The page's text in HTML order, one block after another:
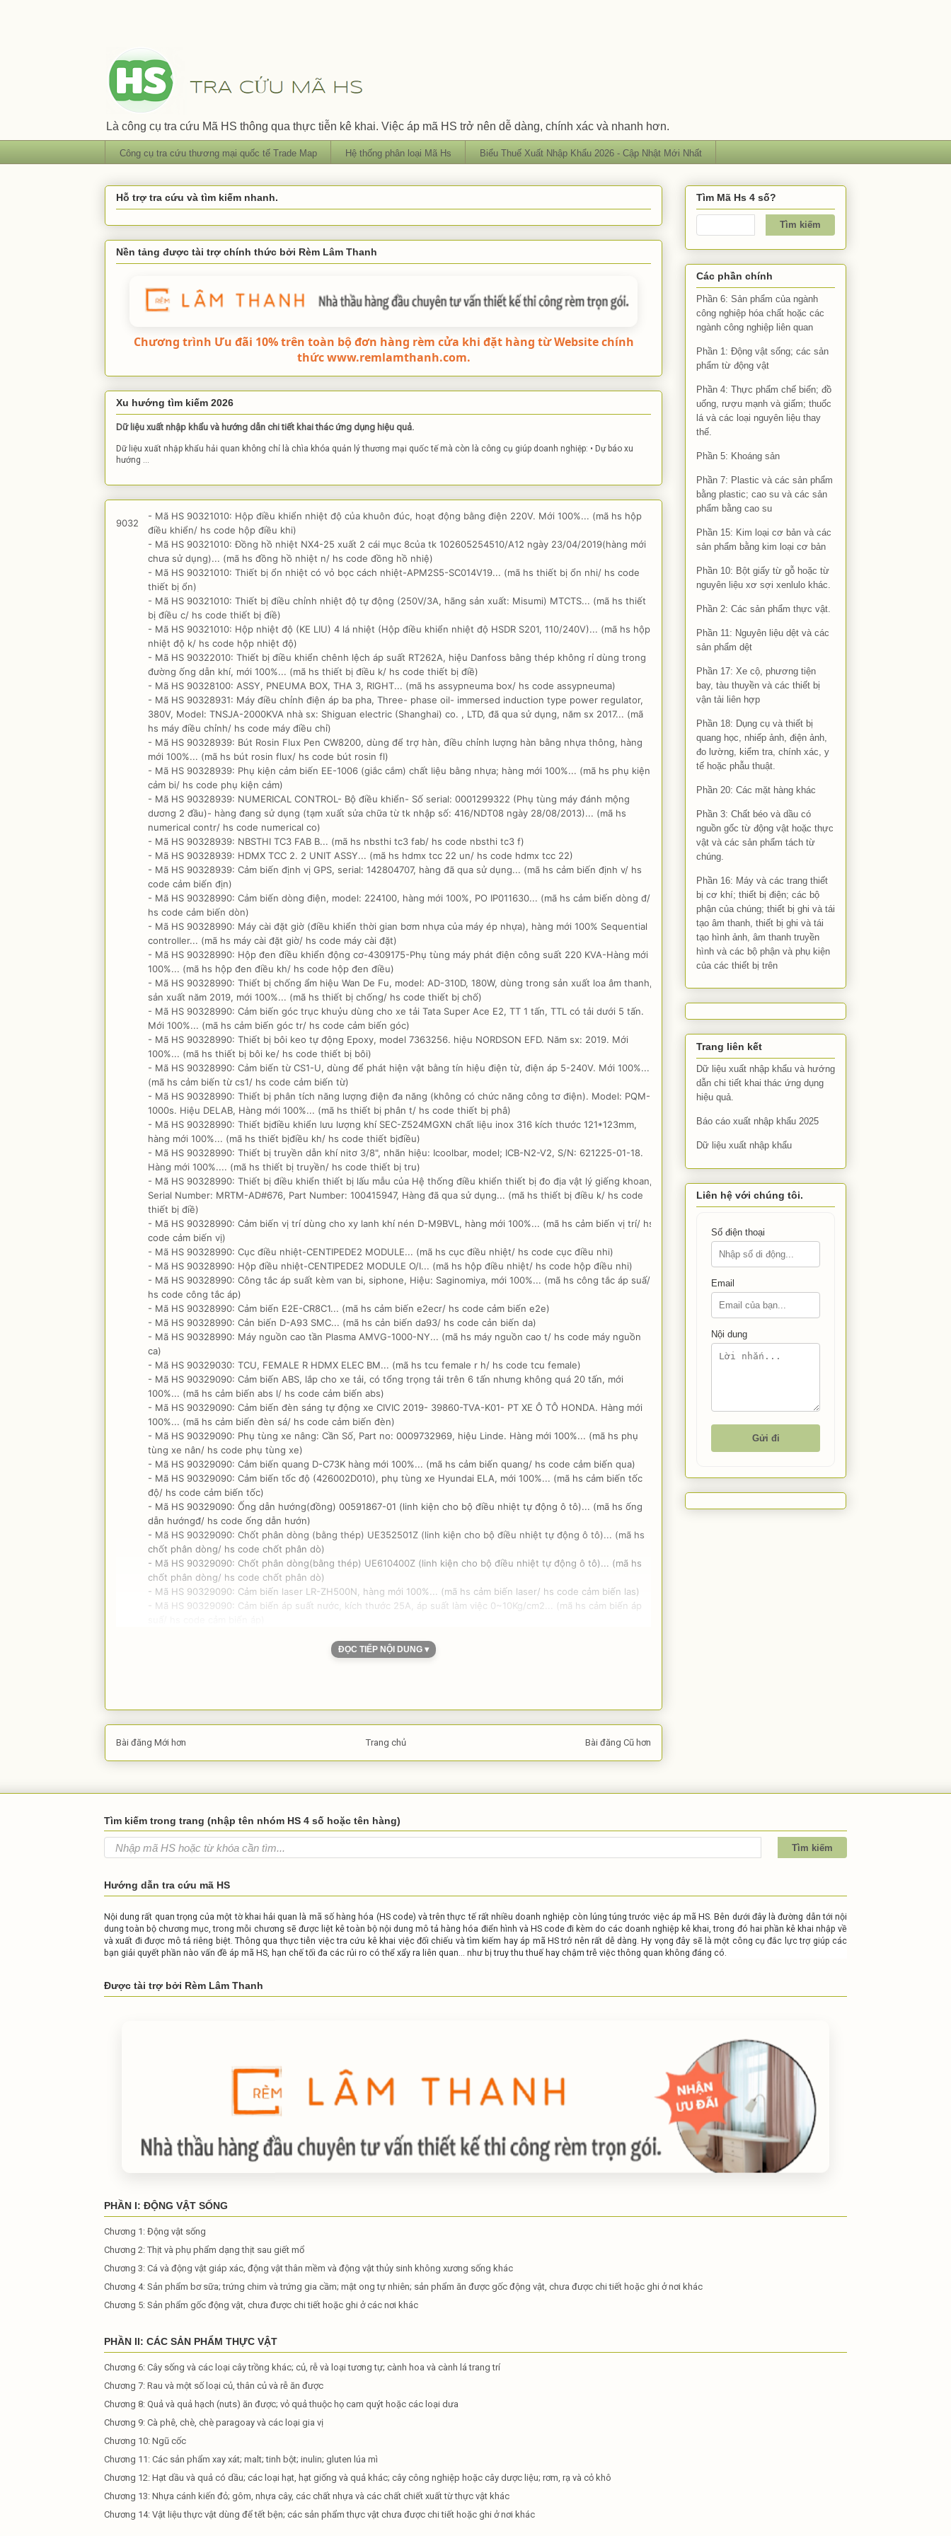
Là công cụ tra cứu Mã HS thông qua thực tiễn kê khai. Việc áp mã HS trở nên dễ dàng, chính xác và nhanh hơn.
Công cụ tra cứu thương mại quốc tế Trade Map Hệ thống phân loại Mã Hs Biểu Thuế Xuất Nhập Khẩu 2026 - Cập Nhật Mới Nhất
Hỗ trợ tra cứu và tìm kiếm nhanh.
Nền tảng được tài trợ chính thức bởi Rèm Lâm Thanh
Chương trình Ưu đãi 10% trên toàn bộ đơn hàng rèm cửa khi đặt hàng từ Website chính
thức www.remlamthanh.com.
Xu hướng tìm kiếm 2026
Dữ liệu xuất nhập khẩu và hướng dẫn chi tiết khai thác ứng dụng hiệu quả.
Dữ liệu xuất nhập khẩu hải quan không chỉ là chìa khóa quản lý thương mại quốc tế mà còn là công cụ giúp doanh nghiệp: • Dự báo xu
hướng ...
9032
- Mã HS 90321010: Hộp điều khiển nhiệt độ của khuôn đúc, hoạt động bằng điện 220V. Mới 100%... (mã hs hộp
điều khiển/ hs code hộp điều khi)
- Mã HS 90321010: Đồng hồ nhiệt NX4-25 xuất 2 cái mục 8của tk 102605254510/A12 ngày 23/04/2019(hàng mới
chưa sử dụng)... (mã hs đồng hồ nhiệt n/ hs code đồng hồ nhiệ)
- Mã HS 90321010: Thiết bị ổn nhiệt có vỏ bọc cách nhiệt-APM2S5-SC014V19... (mã hs thiết bị ổn nhi/ hs code
thiết bị ổn)
- Mã HS 90321010: Thiết bị điều chỉnh nhiệt độ tự động (250V/3A, hãng sản xuất: Misumi) MTCTS... (mã hs thiết
bị điều c/ hs code thiết bị điề)
- Mã HS 90321010: Hộp nhiệt độ (KE LIU) 4 lá nhiệt (Hộp điều khiển nhiệt độ HSDR S201, 110/240V)... (mã hs hộp
nhiệt độ k/ hs code hộp nhiệt độ)
- Mã HS 90322010: Thiết bị điều khiển chênh lệch áp suất RT262A, hiệu Danfoss bằng thép không rỉ dùng trong
đường ống dẫn khí, mới 100%... (mã hs thiết bị điều k/ hs code thiết bị điề)
- Mã HS 90328100: ASSY, PNEUMA BOX, THA 3, RIGHT... (mã hs assypneuma box/ hs code assypneuma)
- Mã HS 90328931: Máy điều chỉnh điện áp ba pha, Three- phase oil- immersed induction type power regulator,
380V, Model: TNSJA-2000KVA nhà sx: Shiguan electric (Shanghai) co. , LTD, đã qua sử dụng, năm sx 2017... (mã
hs máy điều chỉnh/ hs code máy điều chỉ)
- Mã HS 90328939: Bút Rosin Flux Pen CW8200, dùng để trợ hàn, điều chỉnh lượng hàn bằng nhựa thông, hàng
mới 100%... (mã hs bút rosin flux/ hs code bút rosin fl)
- Mã HS 90328939: Phụ kiện cảm biến EE-1006 (giắc cắm) chất liệu bằng nhựa; hàng mới 100%... (mã hs phụ kiện
cảm bi/ hs code phụ kiện cảm)
- Mã HS 90328939: NUMERICAL CONTROL- Bộ điều khiển- Số serial: 0001299322 (Phụ tùng máy đánh mộng
dương 2 đầu)- hàng đang sử dụng (tạm xuất sửa chữa từ tk nhập số: 416/NDT08 ngày 28/08/2013)... (mã hs
numerical contr/ hs code numerical co)
- Mã HS 90328939: NBSTHI TC3 FAB B... (mã hs nbsthi tc3 fab/ hs code nbsthi tc3 f)
- Mã HS 90328939: HDMX TCC 2. 2 UNIT ASSY... (mã hs hdmx tcc 22 un/ hs code hdmx tcc 22)
- Mã HS 90328939: Cảm biến định vị GPS, serial: 142804707, hàng đã qua sử dụng... (mã hs cảm biến định v/ hs
code cảm biến địn)
- Mã HS 90328990: Cảm biến dòng điện, model: 224100, hàng mới 100%, PO IP011630... (mã hs cảm biến dòng đ/
hs code cảm biến dòn)
- Mã HS 90328990: Máy cài đặt giờ (điều khiển thời gian bơm nhựa của máy ép nhựa), hàng mới 100% Sequential
controller... (mã hs máy cài đặt giờ/ hs code máy cài đặt)
- Mã HS 90328990: Hộp đen điều khiển động cơ-4309175-Phụ tùng máy phát điện công suất 220 KVA-Hàng mới
100%... (mã hs hộp đen điều kh/ hs code hộp đen điều)
- Mã HS 90328990: Thiết bị chống ẩm hiệu Wan De Fu, model: AD-310D, 180W, dùng trong sản xuất loa âm thanh,
sản xuất năm 2019, mới 100%... (mã hs thiết bị chống/ hs code thiết bị chố)
- Mã HS 90328990: Cảm biến góc trục khuỷu dùng cho xe tải Tata Super Ace E2, TT 1 tấn, TTL có tải dưới 5 tấn.
Mới 100%... (mã hs cảm biến góc tr/ hs code cảm biến góc)
- Mã HS 90328990: Thiết bị bôi keo tự động Epoxy, model 7363256. hiệu NORDSON EFD. Năm sx: 2019. Mới
100%... (mã hs thiết bị bôi ke/ hs code thiết bị bôi)
- Mã HS 90328990: Cảm biến từ CS1-U, dùng để phát hiện vật bằng tín hiệu điện từ, điện áp 5-240V. Mới 100%...
(mã hs cảm biến từ cs1/ hs code cảm biến từ)
- Mã HS 90328990: Thiết bị phân tích năng lượng điện đa năng (không có chức năng công tơ điện). Model: PQM-
1000s. Hiệu DELAB, Hàng mới 100%... (mã hs thiết bị phân t/ hs code thiết bị phâ)
- Mã HS 90328990: Thiết bịđiều khiển lưu lượng khí SEC-Z524MGXN chất liệu inox 316 kích thước 121*123mm,
hàng mới 100%... (mã hs thiết bịđiều kh/ hs code thiết bịđiều)
- Mã HS 90328990: Thiết bị truyền dẫn khí nitơ 3/8", nhãn hiệu: Icoolbar, model; ICB-N2-V2, S/N: 621225-01-18.
Hàng mới 100%.... (mã hs thiết bị truyền/ hs code thiết bị tru)
- Mã HS 90328990: Thiết bị điều khiển thiết bị lấu mẫu của Hệ thống điều khiển thiết bị đo địa vật lý giếng khoan,
Serial Number: MRTM-AD#676, Part Number: 100415947, Hàng đã qua sử dụng... (mã hs thiết bị điều k/ hs code
thiết bị điề)
- Mã HS 90328990: Cảm biến vị trí dùng cho xy lanh khí nén D-M9BVL, hàng mới 100%... (mã hs cảm biến vị trí/ hs
code cảm biến vị)
- Mã HS 90328990: Cục điều nhiệt-CENTIPEDE2 MODULE... (mã hs cục điều nhiệt/ hs code cục điều nhi)
- Mã HS 90328990: Hộp điều nhiệt-CENTIPEDE2 MODULE O/I... (mã hs hộp điều nhiệt/ hs code hộp điều nhi)
- Mã HS 90328990: Công tắc áp suất kèm van bi, siphone, Hiệu: Saginomiya, mới 100%... (mã hs công tắc áp suấ/
hs code công tắc áp)
- Mã HS 90328990: Cảm biến E2E-CR8C1... (mã hs cảm biến e2ecr/ hs code cảm biến e2e)
- Mã HS 90328990: Cản biến D-A93 SMC... (mã hs cản biến da93/ hs code cản biến da)
- Mã HS 90328990: Máy nguồn cao tần Plasma AMVG-1000-NY... (mã hs máy nguồn cao t/ hs code máy nguồn
ca)
- Mã HS 90329030: TCU, FEMALE R HDMX ELEC BM... (mã hs tcu female r h/ hs code tcu female)
- Mã HS 90329090: Cảm biến ABS, lắp cho xe tải, có tổng trọng tải trên 6 tấn nhưng không quá 20 tấn, mới
100%... (mã hs cảm biến abs l/ hs code cảm biến abs)
- Mã HS 90329090: Cảm biến đèn sáng tự động xe CIVIC 2019- 39860-TVA-K01- PT XE Ô TÔ HONDA. Hàng mới
100%... (mã hs cảm biến đèn sá/ hs code cảm biến đèn)
- Mã HS 90329090: Phụ tùng xe nâng: Cần Số, Part no: 0009732969, hiệu Linde. Hàng mới 100%... (mã hs phụ
tùng xe nân/ hs code phụ tùng xe)
- Mã HS 90329090: Cảm biến quang D-C73K hàng mới 100%... (mã hs cảm biến quang/ hs code cảm biến qua)
- Mã HS 90329090: Cảm biến tốc độ (426002D010), phụ tùng xe Hyundai ELA, mới 100%... (mã hs cảm biến tốc
độ/ hs code cảm biến tốc)
- Mã HS 90329090: Ống dẫn hướng(đồng) 00591867-01 (linh kiện cho bộ điều nhiệt tự động ô tô)... (mã hs ống
dẫn hướngđ/ hs code ống dẫn hướn)
- Mã HS 90329090: Chốt phân dòng (bằng thép) UE352501Z (linh kiện cho bộ điều nhiệt tự động ô tô)... (mã hs
chốt phân dòng/ hs code chốt phân dò)
- Mã HS 90329090: Chốt phân dòng(bằng thép) UE610400Z (linh kiện cho bộ điều nhiệt tự động ô tô)... (mã hs
chốt phân dòng/ hs code chốt phân dò)
- Mã HS 90329090: Cảm biến laser LR-ZH500N, hàng mới 100%... (mã hs cảm biến laser/ hs code cảm biến las)
- Mã HS 90329090: Cảm biến áp suất nước, kích thước 25A, áp suất làm việc 0~10Kg/cm2... (mã hs cảm biến áp
ĐỌC TIẾP NỘI DUNG ▾
Bài đăng Mới hơn Bài đăng Cũ hơn
Trang chủ
Tìm Mã Hs 4 số?
Các phần chính
Phần 6: Sản phẩm của ngành
công nghiệp hóa chất hoặc các
ngành công nghiệp liên quan
Phần 1: Động vật sống; các sản
phẩm từ động vật
Phần 4: Thực phẩm chế biến; đồ
uống, rượu mạnh và giấm; thuốc
lá và các loại nguyên liệu thay
thế.
Phần 5: Khoáng sản
Phần 7: Plastic và các sản phẩm
bằng plastic; cao su và các sản
phẩm bằng cao su
Phần 15: Kim loại cơ bản và các
sản phẩm bằng kim loại cơ bản
Phần 10: Bột giấy từ gỗ hoặc từ
nguyên liệu xơ sợi xenlulo khác.
Phần 2: Các sản phẩm thực vật.
Phần 11: Nguyên liệu dệt và các
sản phẩm dệt
Phần 17: Xe cộ, phương tiện
bay, tàu thuyền và các thiết bị
vận tải liên hợp
Phần 18: Dụng cụ và thiết bị
quang học, nhiếp ảnh, điện ảnh,
đo lường, kiểm tra, chính xác, y
tế hoặc phẫu thuật.
Phần 20: Các mặt hàng khác
Phần 3: Chất béo và dầu có
nguồn gốc từ động vật hoặc thực
vật và các sản phẩm tách từ
chúng.
Phần 16: Máy và các trang thiết
bị cơ khí; thiết bị điện; các bộ
phận của chúng; thiết bị ghi và tái
tạo âm thanh, thiết bị ghi và tái
tạo hình ảnh, âm thanh truyền
hình và các bộ phận và phụ kiện
của các thiết bị trên
Trang liên kết
Dữ liệu xuất nhập khẩu và hướng
dẫn chi tiết khai thác ứng dụng
hiệu quả.
Báo cáo xuất nhập khẩu 2025
Dữ liệu xuất nhập khẩu
Liên hệ với chúng tôi.
Số điện thoại
Email
Nội dung
Gửi đi
✕
NHẬN ƯU ĐÃI BẤT NGỜ TỪ
NHÀ TÀI TRỢ!
Tìm kiếm trong trang (nhập tên nhóm HS 4 số hoặc tên hàng)
Hướng dẫn tra cứu mã HS
Nội dung rất quan trọng của một tờ khai hải quan là mã số hàng hóa (HS code) và trên thực tế rất nhiều doanh nghiệp còn lúng túng trước việc áp mã HS.Bên dưới đây là đường dẫn tới nội
dung toàn bộ chương mục, trong mỗi chương sẽ được liệt kê toàn bộ nội dung mô tả hàng hóa điển hình và HS code đi kèm do các doanh nghiệp kê khai, trong đó hai phần kê khai nhập về
và xuất đi được mô tả riêng biệt. Thông qua thực tiễn việc tra cứu kê khai việc đối chiếu và tìm kiếm hay áp mã HS trở nên rất dễ dàng.Hy vọng đây sẽ là một công cụ đắc lực trợ giúp các
bạn giải quyết phần nào vấn đề áp mã HS, hạn chế tối đa các rủi ro có thể xẩy ra liên quan... như bị truy thu thuế hay chậm trễ việc thông quan không đáng có.
Được tài trợ bởi Rèm Lâm Thanh
PHẦN I: ĐỘNG VẬT SỐNG
Chương 1: Động vật sống
Chương 2: Thịt và phụ phẩm dạng thịt sau giết mổ
Chương 3: Cá và động vật giáp xác, động vật thân mềm và động vật thủy sinh không xương sống khác
Chương 4: Sản phẩm bơ sữa; trứng chim và trứng gia cầm; mật ong tự nhiên; sản phẩm ăn được gốc động vật, chưa được chi tiết hoặc ghi ở nơi khác
Chương 5: Sản phẩm gốc động vật, chưa được chi tiết hoặc ghi ở các nơi khác
PHẦN II: CÁC SẢN PHẨM THỰC VẬT
Chương 6: Cây sống và các loại cây trồng khác; củ, rễ và loại tương tự; cành hoa và cành lá trang trí
Chương 7: Rau và một số loại củ, thân củ và rễ ăn được
Chương 8: Quả và quả hạch (nuts) ăn được; vỏ quả thuộc họ cam quýt hoặc các loại dưa
Chương 9: Cà phê, chè, chè paragoay và các loại gia vị
Chương 10: Ngũ cốc
Chương 11: Các sản phẩm xay xát; malt; tinh bột; inulin; gluten lúa mì
Chương 12: Hạt dầu và quả có dầu; các loại hạt, hạt giống và quả khác; cây công nghiệp hoặc cây dược liệu; rơm, rạ và cỏ khô
Chương 13: Nhựa cánh kiến đỏ; gôm, nhựa cây, các chất nhựa và các chất chiết xuất từ thực vật khác
Chương 14: Vật liệu thực vật dùng để tết bện; các sản phẩm thực vật chưa được chi tiết hoặc ghi ở nơi khác